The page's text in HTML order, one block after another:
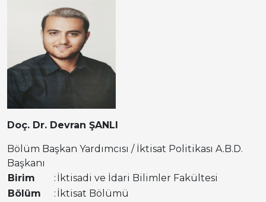
Doç. Dr. Devran ŞANLI
Bölüm Başkan Yardımcısı / İktisat Politikası A.B.D.
Başkanı
Birim
: İktisadi ve İdari Bilimler Fakültesi
Bölüm
: İktisat Bölümü